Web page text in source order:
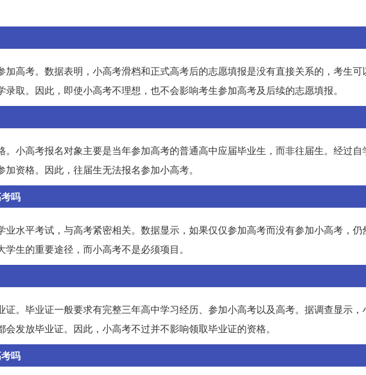
高考。数据表明，小高考滑档和正式高考后的志愿填报是没有直接关系的，考生可
取。因此，即使小高考不理想，也不会影响考生参加高考及后续的志愿填报。
小高考报名对象主要是当年参加高考的普通高中应届毕业生，而非往届生。经过自
资格。因此，往届生无法报名参加小高考。
吗
水平考试，与高考紧密相关。数据显示，如果仅仅参加高考而没有参加小高考，仍
生的重要途径，而小高考不是必须项目。
。毕业证一般要求有完整三年高中学习经历、参加小高考以及高考。据调查显示，
发放毕业证。因此，小高考不过并不影响领取毕业证的资格。
吗